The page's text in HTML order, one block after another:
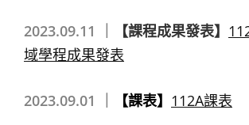
2023.09.11 ｜ 【課程成果發表】
域學程成果發表
2023.09.01 ｜ 【課表】 112A課表